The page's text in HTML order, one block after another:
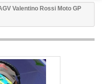
Valentino Rossi Moto GP